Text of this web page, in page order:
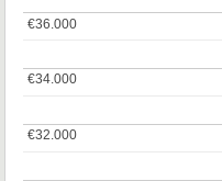
€32.000
€32.000
€34.000
€34.000
€36.000
€36.000